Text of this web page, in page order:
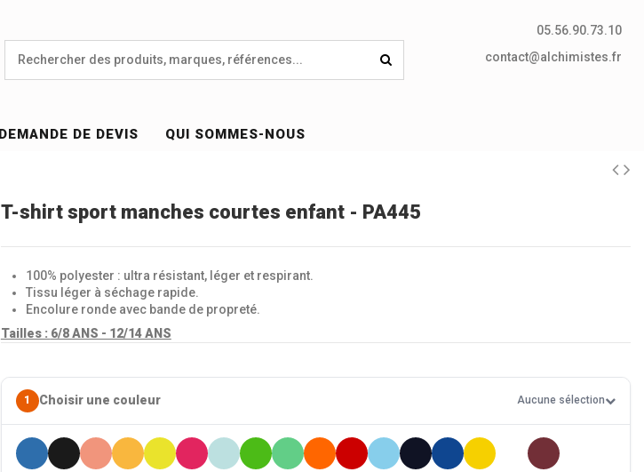
05.56.90.73.10
contact@alchimistes.fr
DEMANDE DE DEVIS QUI SOMMES-NOUS
T-shirt sport manches courtes enfant - PA445
100% polyester : ultra résistant, léger et respirant.
Tissu léger à séchage rapide.
Encolure ronde avec bande de propreté.
Tailles : 6/8 ANS - 12/14 ANS
1 Choisir une couleur Aucune sélection